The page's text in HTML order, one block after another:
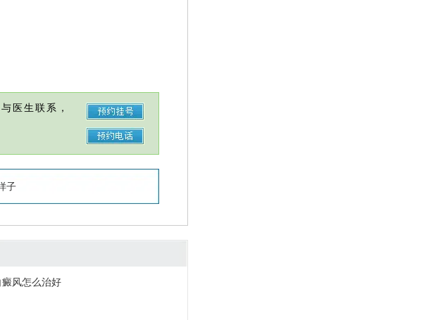
医生联系，
子
风怎么治好